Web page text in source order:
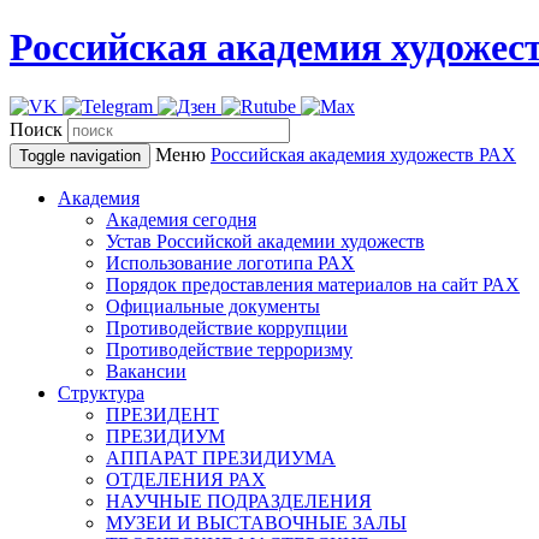
Российская академия
Поиск
Toggle navigation Меню Российская академия художеств РАХ
Академия
Академия сегодня
Устав Российской академии художеств
Использование логотипа РАХ
Порядок предоставления материалов на сайт РАХ
Официальные документы
Противодействие коррупции
Противодействие терроризму
Вакансии
Структура
ПРЕЗИДЕНТ
ПРЕЗИДИУМ
АППАРАТ ПРЕЗИДИУМА
ОТДЕЛЕНИЯ РАХ
НАУЧНЫЕ ПОДРАЗДЕЛЕНИЯ
МУЗЕИ И ВЫСТАВОЧНЫЕ ЗАЛЫ